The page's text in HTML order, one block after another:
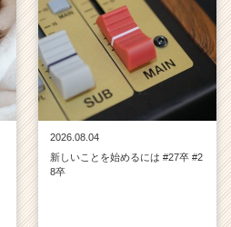
2026.08.04
新しいことを始めるには #27卒 #2
8卒